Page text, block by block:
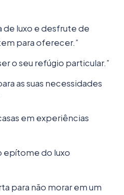
de luxo e desfrute de
para oferecer.”
o seu refúgio particular.”
as suas necessidades
em experiências
epítome do luxo
para não morar em um